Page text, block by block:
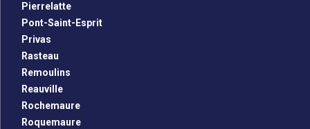
Pierrelatte
Pont-Saint-Esprit
Privas
Rasteau
Remoulins
Reauville
Rochemaure
Roquemaure